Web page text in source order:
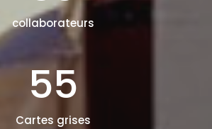
collaborateurs
55
Cartes grises